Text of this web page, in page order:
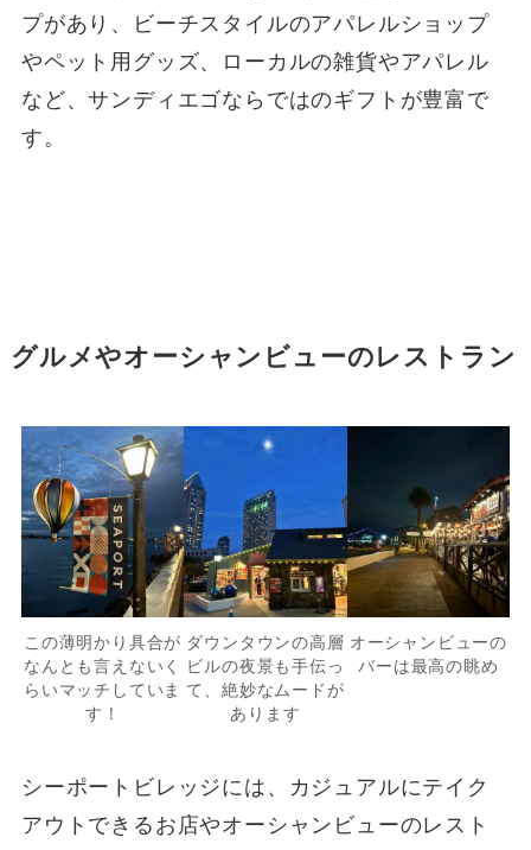
プがあり、ビーチスタイルのアパレルショップ
やペット用グッズ、ローカルの雑貨やアパレル
など、サンディエゴならではのギフトが豊富で
す。
グルメやオーシャンビューのレストラン
この薄明かり具合が
なんとも言えないく
らいマッチしていま
す！
ダウンタウンの高層
ビルの夜景も手伝っ
て、絶妙なムードが
あります
オーシャンビューの
バーは最高の眺め
シーポートビレッジには、カジュアルにテイク
アウトできるお店やオーシャンビューのレスト